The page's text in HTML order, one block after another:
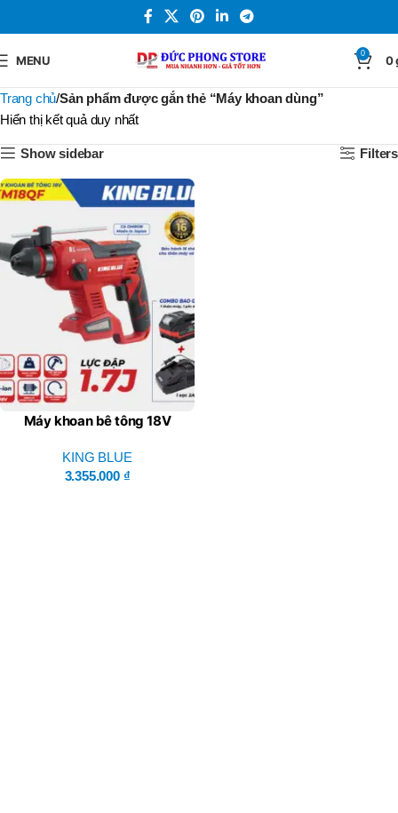
MENU 0 0
Trang chủ Sản phẩm được gắn thẻ “Máy khoan dùng”
Hiển thị kết quả duy nhất
Show sidebar Filters
Máy khoan bê tông 18V
(Combo Bao Gồm 1 Thân
Máy, 1 Pin, 1 Sạc)
KING BLUE
3.355.000 ₫